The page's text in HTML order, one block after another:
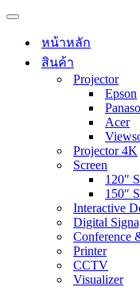
Navigation
หน้าหลัก
สินค้า
Projector
Epson
Acer
Projector 4K
Screen
120″
150″
Interactive
Digital
Conference
Printer
CCTV
Visualizer